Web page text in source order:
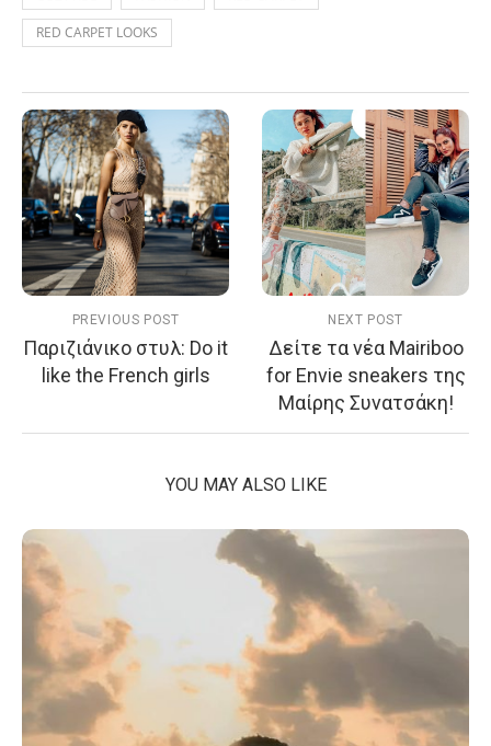
RED CARPET LOOKS
PREVIOUS POST
Παριζιάνικο στυλ: Do it
like the French girls
NEXT POST
Δείτε τα νέα Mairiboo
for Envie sneakers της
Μαίρης Συνατσάκη!
YOU MAY ALSO LIKE